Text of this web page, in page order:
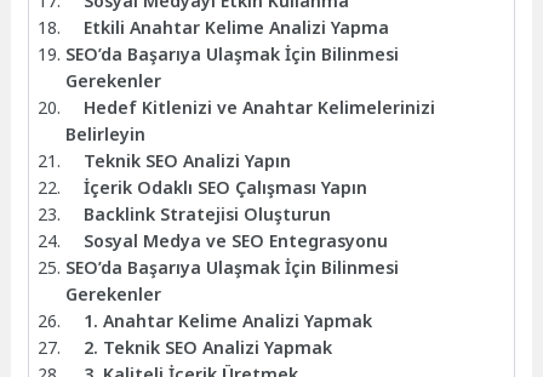
Etkili Anahtar Kelime Analizi Yapma
SEO’da Başarıya Ulaşmak İçin Bilinmesi
Gerekenler
Hedef Kitlenizi ve Anahtar Kelimelerinizi
Belirleyin
Teknik SEO Analizi Yapın
İçerik Odaklı SEO Çalışması Yapın
Backlink Stratejisi Oluşturun
Sosyal Medya ve SEO Entegrasyonu
SEO’da Başarıya Ulaşmak İçin Bilinmesi
Gerekenler
1. Anahtar Kelime Analizi Yapmak
2. Teknik SEO Analizi Yapmak